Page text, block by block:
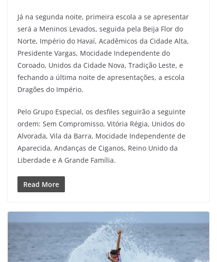
Já na segunda noite, primeira escola a se apresentar
será a Meninos Levados, seguida pela Beija Flor do
Norte, Império do Havaí, Acadêmicos da Cidade Alta,
Presidente Vargas, Mocidade Independente do
Coroado, Unidos da Cidade Nova, Tradição Leste, e
fechando a última noite de apresentações, a escola
Dragões do Império.
Pelo Grupo Especial, os desfiles seguirão a seguinte
ordem: Sem Compromisso, Vitória Régia, Unidos do
Alvorada, Vila da Barra, Mocidade Independente de
Aparecida, Andanças de Ciganos, Reino Unido da
Liberdade e A Grande Família.
Read More